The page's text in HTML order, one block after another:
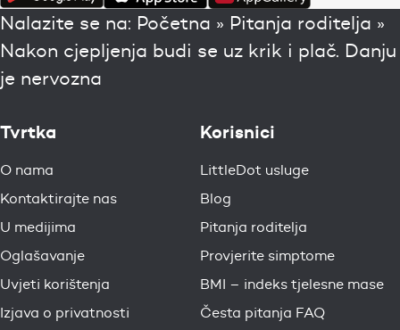
Nalazite se na: Početna » Pitanja roditelja »
Nakon cjepljenja budi se uz krik i plač. Danju
je nervozna
Tvrtka
O nama
Kontaktirajte nas
U medijima
Oglašavanje
Uvjeti korištenja
Izjava o privatnosti
Korisnici
LittleDot usluge
Blog
Pitanja roditelja
Provjerite simptome
BMI – indeks tjelesne mase
Česta pitanja FAQ